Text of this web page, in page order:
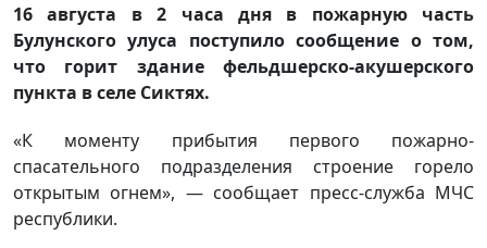
16 августа в 2 часа дня в пожарную часть
Булунского улуса поступило сообщение о том,
что горит здание фельдшерско-акушерского
пункта в селе Сиктях.
«К моменту прибытия первого пожарно-
спасательного подразделения строение горело
открытым огнем», — сообщает пресс-служба МЧС
республики.